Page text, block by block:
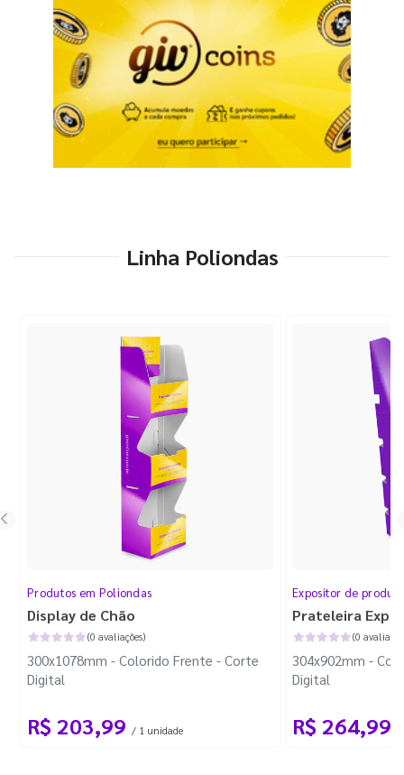
Linha Poliondas
Produtos em Poliondas
Display de Chão
(0 avaliações)
300x1078mm - Colorido Frente - Corte
Digital
R$ 203,99 / 1 unidade
Expositor de
Prateleira
(0
304x902mm -
Digital
R$ 264,99